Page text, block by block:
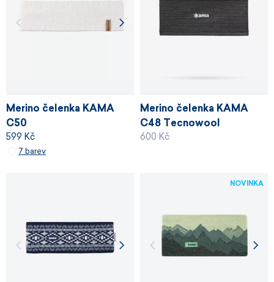
Merino čelenka KAMA
C50
599 Kč
7 barev
Merino čelenka KAMA
C48 Tecnowool
600 Kč
NOVINKA